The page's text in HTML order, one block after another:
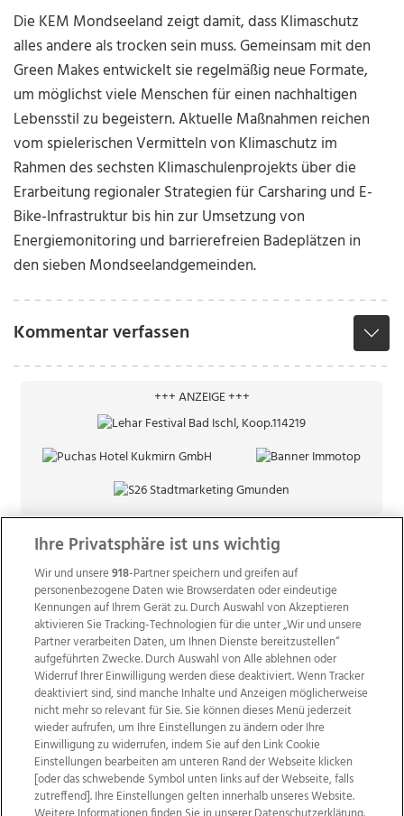
Die KEM Mondseeland zeigt damit, dass Klimaschutz
alles andere als trocken sein muss. Gemeinsam mit den
Green Makes entwickelt sie regelmäßig neue Formate,
um möglichst viele Menschen für einen nachhaltigen
Lebensstil zu begeistern. Aktuelle Maßnahmen reichen
vom spielerischen Vermitteln von Klimaschutz im
Rahmen des sechsten Klimaschulenprojekts über die
Erarbeitung regionaler Strategien für Carsharing und E-
Bike-Infrastruktur bis hin zur Umsetzung von
Energiemonitoring und barrierefreien Badeplätzen in
den sieben Mondseelandgemeinden.
Kommentar verfassen
+++ ANZEIGE +++
Wir über uns Mediadaten Kontakt
Jobs
Datenschutz
Impressum
AGB Anzeigekunden
AGB Website
Ehrenkodex Politische Werbung
Ihre Privatsphäre ist uns wichtig
Wir und unsere918-Partner speichern und greifen auf
personenbezogene Daten wie Browserdaten oder eindeutige
Kennungen auf Ihrem Gerät zu. Durch Auswahl von Akzeptieren
aktivieren Sie Tracking-Technologien für die unter „Wir und unsere
Partner verarbeiten Daten, um Ihnen Dienste bereitzustellen“
aufgeführten Zwecke. Durch Auswahl von Alle ablehnen oder
Widerruf Ihrer Einwilligung werden diese deaktiviert. Wenn Tracker
deaktiviert sind, sind manche Inhalte und Anzeigen möglicherweise
nicht mehr so relevant für Sie. Sie können dieses Menü jederzeit
wieder aufrufen, um Ihre Einstellungen zu ändern oder Ihre
Einwilligung zu widerrufen, indem Sie auf den Link Cookie
Einstellungen bearbeiten am unteren Rand der Webseite klicken
[oder das schwebende Symbol unten links auf der Webseite, falls
zutreffend]. Ihre Einstellungen gelten innerhalb unseres Website.